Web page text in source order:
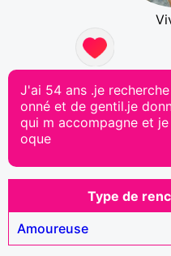
J'ai 54 ans .je
onné et de gentil.je
qui m accompagne et
oque
Type de
Amoureuse